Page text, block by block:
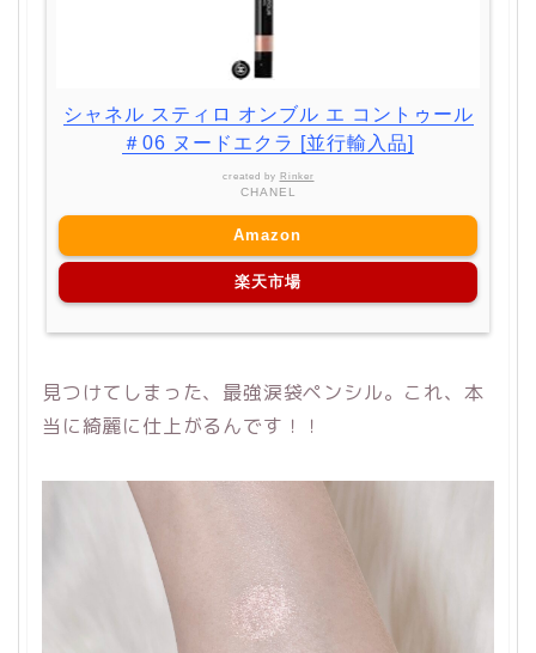
シャネル スティロ オンブル エ コントゥール
＃06 ヌードエクラ [並行輸入品]
created by Rinker
CHANEL
Amazon
楽天市場
見つけてしまった、最強涙袋ペンシル。これ、本
当に綺麗に仕上がるんです！！